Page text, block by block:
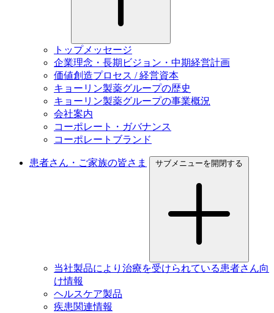
トップメッセージ
企業理念・長期ビジョン・中期経営計画
価値創造プロセス / 経営資本
キョーリン製薬グループの歴史
キョーリン製薬グループの事業概況
会社案内
コーポレート・ガバナンス
コーポレートブランド
患者さん・ご家族の皆さま サブメニューを開閉する
当社製品により治療を受けられている患者さん向
け情報
ヘルスケア製品
疾患関連情報